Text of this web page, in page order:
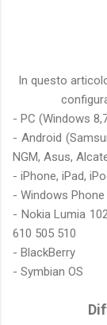
In questo
- PC (Windows
- Android
NGM, Asus,
- iPhone, iPad,
- Windows
- Nokia Lumia
610 505 510
- BlackBerry
- Symbian OS